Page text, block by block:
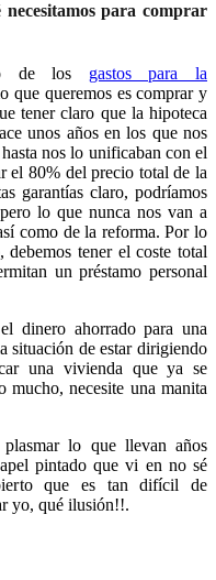
necesitamos para comprar
de los gastos para la
que queremos es comprar y
tener claro que la hipoteca
unos años en los que nos
nos lo unificaban con el
el 80% del precio total de la
garantías claro, podríamos
lo que nunca nos van a
como de la reforma. Por lo
tener el coste total
un préstamo personal
dinero ahorrado para una
situación de estar dirigiendo
una vivienda que ya se
mucho, necesite una manita
plasmar lo que llevan años
pintado que vi en no sé
que es tan difícil de
yo, qué ilusión!!.